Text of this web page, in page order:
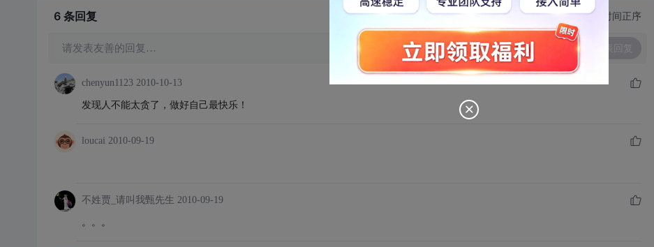
6 条回复 切换为时间正序
请发表友善的回复…
chenyun1123 2010-10-13
发现人不能太贪了，做好自己最快乐！
loucai 2010-09-19
不姓贾_请叫我甄先生 2010-09-19
。。。